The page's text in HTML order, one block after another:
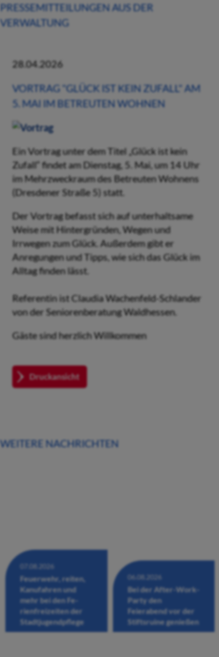
PRESSEMITTEILUNGEN AUS DER
VERWALTUNG
28.04.2026
VORTRAG "GLÜCK IST KEIN ZUFALL" AM
5. MAI IM BETREUTEN WOHNEN
Ein Vortrag unter dem Titel „Glück ist kein
Zufall“ findet am Dienstag, 5. Mai, um 14 Uhr
im Mehrzweckraum des Betreuten Wohnens
(Dresdener Straße 5) statt.
Der Vortrag befasst sich auf unterhaltsame
Weise mit Hintergründen, Wegen und
Irrwegen zum Glück. Außerdem gibt er
Anregungen und Tipps, wie sich das Glück im
Alltag finden lässt.
Referentin ist Claudia Wachenfeld-Schlander
von der Seniorenberatung Waldhessen.
Gäste sind herzlich Willkommen
Druckansicht
WEITERE NACHRICHTEN
07.08.2026
Feuerwehr, reiten,
Kanufahren und
mehr bei den Fe-
rienfreizeiten der
Stadtjugendpflege
06.08.2026
Bei der After-Work-
Party den
Feierabend vor der
Stiftsruine genießen